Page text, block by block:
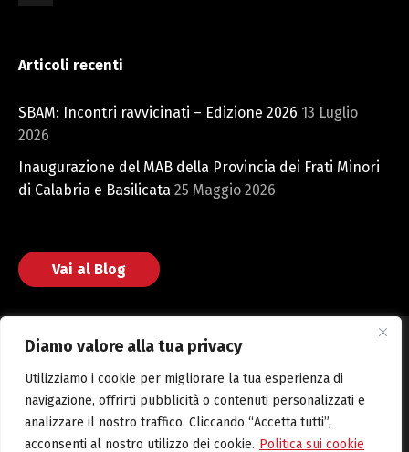
Diamo valore alla tua privacy
Utilizziamo i cookie per migliorare la tua esperienza di
navigazione, offrirti pubblicità o contenuti personalizzati e
analizzare il nostro traffico. Cliccando “Accetta tutti”,
acconsenti al nostro utilizzo dei cookie. Politica sui cookie
Articoli recenti
SBAM: Incontri ravvicinati – Edizione 2026 13 Luglio
2026
Inaugurazione del MAB della Provincia dei Frati Minori
di Calabria e Basilicata 25 Maggio 2026
Vai al Blog
Fondazione San Bonaventura © 2025 Web powered by CMH